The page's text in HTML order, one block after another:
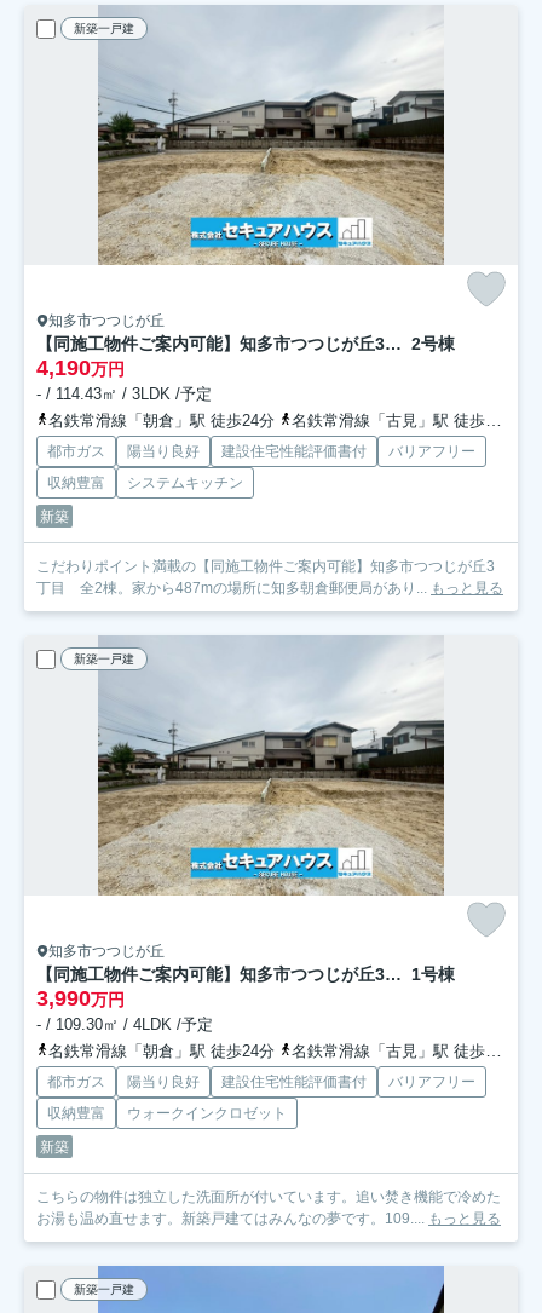
新築一戸建
知多市つつじが丘
【同施工物件ご案内可能】知多市つつじが丘3丁目 全2棟 2号棟
4,190万円
- / 114.43㎡ / 3LDK /予定
名鉄常滑線「朝倉」駅 徒歩24分
名鉄常滑線「古見」駅 徒歩25分
都市ガス 陽当り良好 建設住宅性能評価書付
バリアフリー
収納豊富
システムキッチン
新築
こだわりポイント満載の【同施工物件ご案内可能】知多市つつじが丘3
丁目 全2棟。家から487mの場所に知多朝倉郵便局があり... もっと見る
新築一戸建
知多市つつじが丘
【同施工物件ご案内可能】知多市つつじが丘3丁目 全2棟 1号棟
3,990万円
- / 109.30㎡ / 4LDK /予定
名鉄常滑線「朝倉」駅 徒歩24分
名鉄常滑線「古見」駅 徒歩25分
都市ガス 陽当り良好 建設住宅性能評価書付
バリアフリー
収納豊富
ウォークインクロゼット
新築
こちらの物件は独立した洗面所が付いています。追い焚き機能で冷めた
お湯も温め直せます。新築戸建てはみんなの夢です。109.... もっと見る
新築一戸建